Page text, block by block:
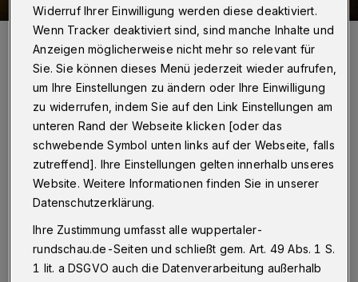
"Der Kleine Prinz" im Taltontheater: Ein Stück voller Farben und
voller Emotionen.
Foto: Joachim Schmitz
Von Jeanette Nicole Wölling
W
enn ein Regisseur sich einen so
bekannten Stoff vornimmt wie „Der
kleine Prinz“, dann gehört schon einiges an
Widerruf Ihrer Einwilligung werden diese deaktiviert.
Wenn Tracker deaktiviert sind, sind manche Inhalte und
Anzeigen möglicherweise nicht mehr so relevant für
Sie. Sie können dieses Menü jederzeit wieder aufrufen,
um Ihre Einstellungen zu ändern oder Ihre Einwilligung
zu widerrufen, indem Sie auf den Link Einstellungen am
unteren Rand der Webseite klicken [oder das
schwebende Symbol unten links auf der Webseite, falls
zutreffend]. Ihre Einstellungen gelten innerhalb unseres
Website. Weitere Informationen finden Sie in unserer
Datenschutzerklärung.
Ihre Zustimmung umfasst alle wuppertaler-
rundschau.de-Seiten und schließt gem. Art. 49 Abs. 1 S.
1 lit. a DSGVO auch die Datenverarbeitung außerhalb